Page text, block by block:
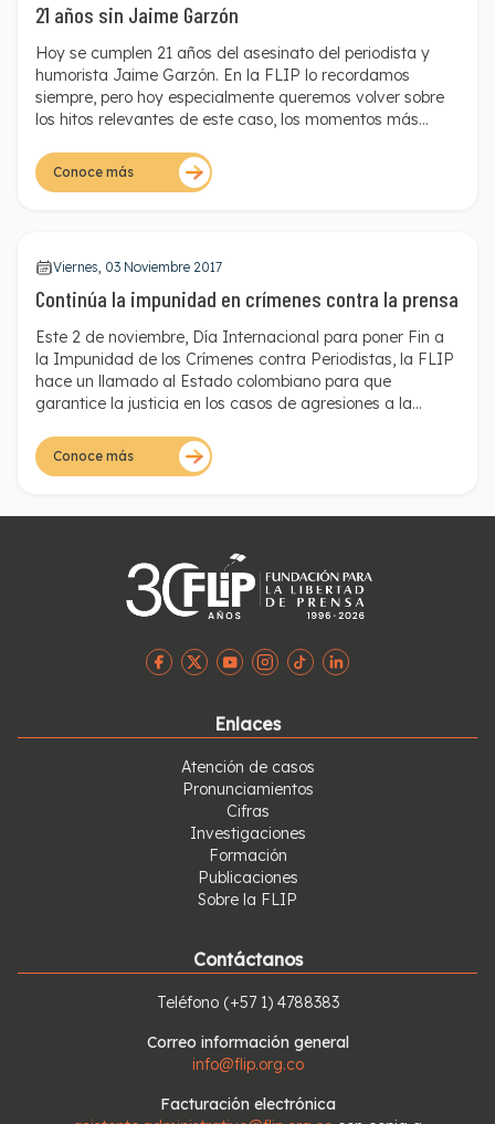
21 años sin Jaime Garzón
Hoy se cumplen 21 años del asesinato del periodista y
humorista Jaime Garzón. En la FLIP lo recordamos
siempre, pero hoy especialmente queremos volver sobre
los hitos relevantes de este caso, los momentos más
Conoce más
Viernes, 03 Noviembre 2017
Continúa la impunidad en crímenes contra la prensa
Este 2 de noviembre, Día Internacional para poner Fin a
la Impunidad de los Crímenes contra Periodistas, la FLIP
hace un llamado al Estado colombiano para que
garantice la justicia en los casos de agresiones a la
Conoce más
Enlaces
Atención de casos
Pronunciamientos
Cifras
Investigaciones
Formación
Publicaciones
Sobre la FLIP
Contáctanos
Teléfono (+57 1) 4788383
Correo información general
info@flip.org.co
Facturación electrónica